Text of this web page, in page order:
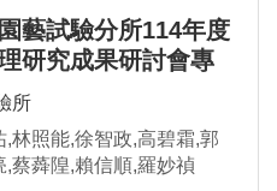
藝試驗分所114年度
研究成果研討會專
所
林照能,徐智政,高碧霜,郭
蔡蕣隍,賴信順,羅妙禎